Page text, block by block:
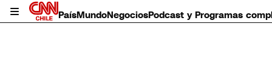
PaísMundoNegociosPodcast y Programas